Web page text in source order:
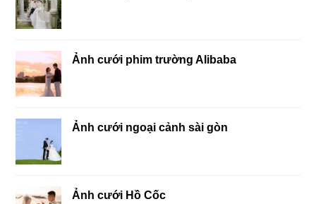
Ảnh cưới phim trường Alibaba
Ảnh cưới ngoại cảnh sài gòn
Ảnh cưới Hồ Cốc